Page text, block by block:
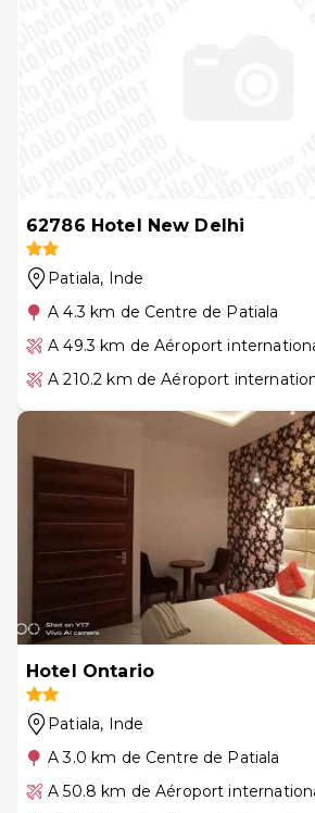
62786 Hotel New Delhi
Patiala, Inde
A 4.3 km de Centre de Patiala
A 49.3 km de Aéroport
A 210.2 km de Aéroport
Hotel Ontario
Patiala, Inde
A 3.0 km de Centre de Patiala
A 50.8 km de Aéroport